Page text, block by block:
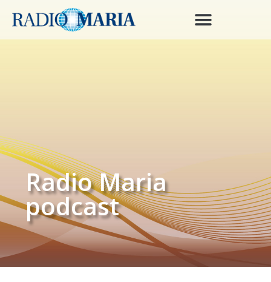
Radio Maria
podcast